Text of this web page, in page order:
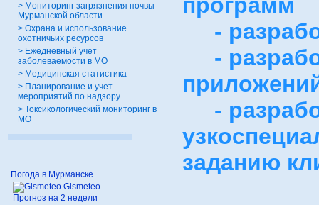
> Мониторинг загрязнения почвы
Мурманской области
> Охрана и использование
охотничьих ресурсов
> Ежедневный учет
заболеваемости в МО
> Медицинская статистика
> Планирование и учет
мероприятий по надзору
> Токсикологический мониторинг в
МО
Погода в Мурманске
Gismeteo
Прогноз на 2 недели
-
-
-
заданию